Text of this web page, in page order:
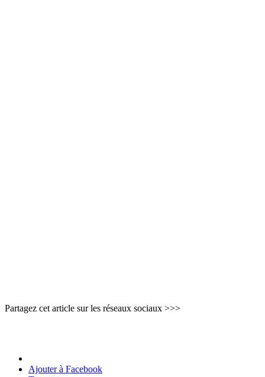
Partagez cet article sur les réseaux sociaux >>>
Ajouter à Facebook